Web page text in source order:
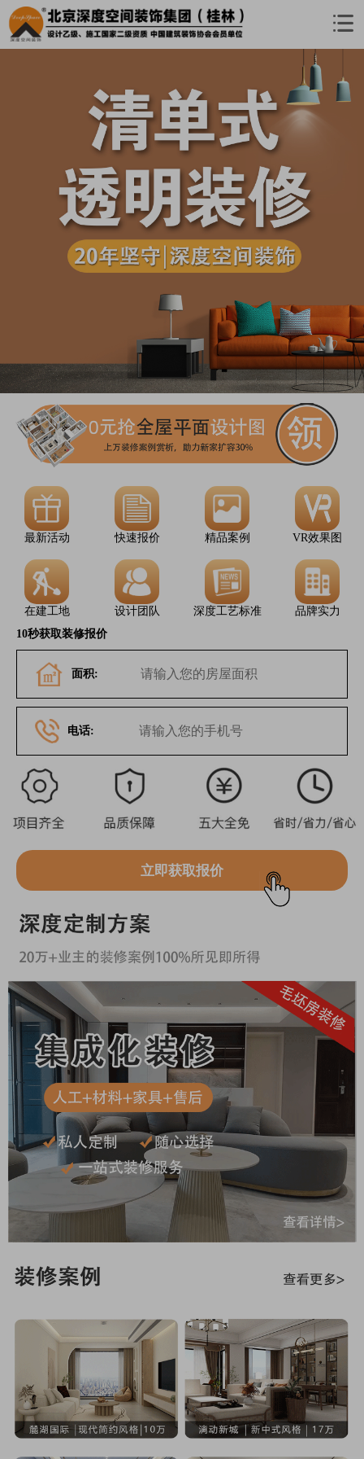
最新活动 快速报价 精品案例 VR效果图
在建工地 设计团队 深度工艺标准
品牌实力
10秒获取装修报价
面积:
电话:
立即获取报价